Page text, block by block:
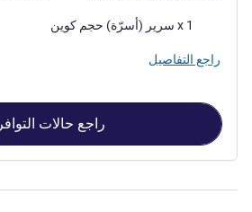
فرش السرير
1 x سرير (أسرّة) حجم كوين
راجع التفاصيل
راجع حالات التوافر